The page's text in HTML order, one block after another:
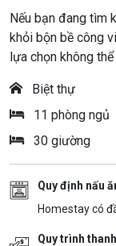
Nếu bạn đang tìm
khỏi bộn bề công
lựa chọn không
Biệt thự
11 phòng ngủ
30 giường
Quy định nấu
Homestay có
Quy trình